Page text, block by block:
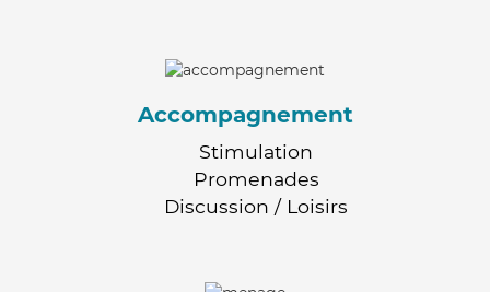
Accompagnement
Stimulation
Promenades
Discussion / Loisirs